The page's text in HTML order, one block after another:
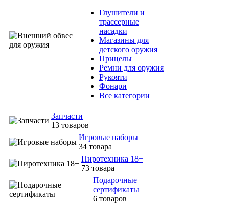
Глушители и
трассерные
насадки
Магазины для
детского оружия
Прицелы
Ремни для оружия
Рукояти
Фонари
Все категории
Запчасти
13 товаров
Игровые наборы
34 товара
Пиротехника 18+
73 товара
Подарочные
сертификаты
6 товаров